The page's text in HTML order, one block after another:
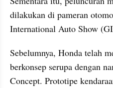
dilakukan di pameran
International Auto Show
Sebelumnya, Honda telah
berkonsep serupa dengan
Concept. Prototipe